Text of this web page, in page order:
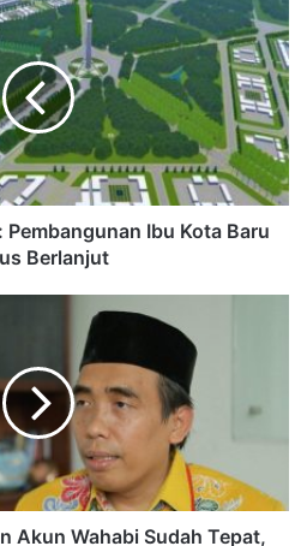
Ibu Kota Baru
Berlanjut
Akun Wahabi Sudah Tepat,